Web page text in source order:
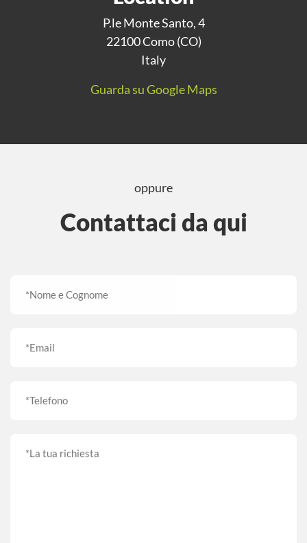
P.le Monte Santo, 4
22100 Como (CO)
Italy
Guarda su Google Maps
oppure
Contattaci da qui